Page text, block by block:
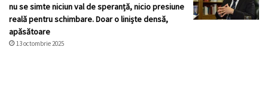
nu se simte niciun val de speranță, nicio presiune
reală pentru schimbare. Doar o liniște densă,
apăsătoare
13 octombrie 2025